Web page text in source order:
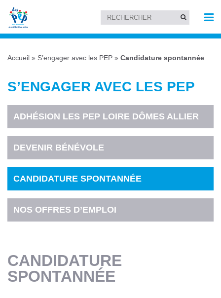
Accueil » S’engager avec les PEP » Candidature spontannée
S’ENGAGER AVEC LES PEP
ADHÉSION LES PEP LOIRE DÔMES ALLIER
DEVENIR BÉNÉVOLE
CANDIDATURE SPONTANNÉE
NOS OFFRES D’EMPLOI
CANDIDATURE
SPONTANNÉE